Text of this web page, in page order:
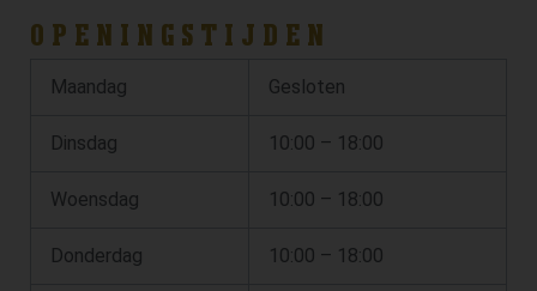
OPENINGSTIJDEN
Maandag Gesloten
Dinsdag 10:00 – 18:00
Woensdag 10:00 – 18:00
Donderdag 10:00 – 18:00